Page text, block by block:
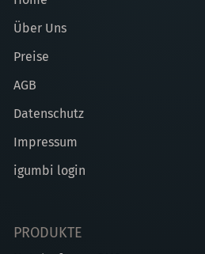
Über Uns
Preise
AGB
Datenschutz
Impressum
igumbi login
PRODUKTE